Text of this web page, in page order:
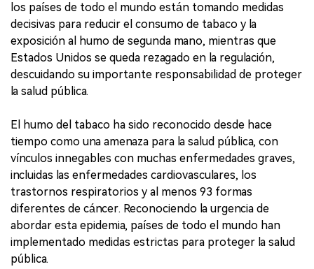
los países de todo el mundo están tomando medidas
decisivas para reducir el consumo de tabaco y la
exposición al humo de segunda mano, mientras que
Estados Unidos se queda rezagado en la regulación,
descuidando su importante responsabilidad de proteger
la salud pública.
El humo del tabaco ha sido reconocido desde hace
tiempo como una amenaza para la salud pública, con
vínculos innegables con muchas enfermedades graves,
incluidas las enfermedades cardiovasculares, los
trastornos respiratorios y al menos 93 formas
diferentes de cáncer. Reconociendo la urgencia de
abordar esta epidemia, países de todo el mundo han
implementado medidas estrictas para proteger la salud
pública.